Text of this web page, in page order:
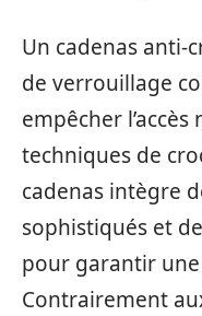
Un cadenas anti-
de verrouillage
empêcher
techniques de
cadenas intègre
sophistiqués et
pour garantir
Contrairement